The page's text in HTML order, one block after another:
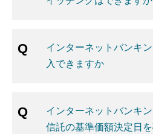
インターネットバンキ
入できますか
インターネットバンキ
信託の基準価額決定日